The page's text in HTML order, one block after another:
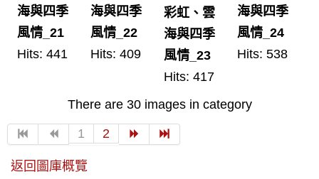
海與四季
風情_21
Hits: 441
海與四季
風情_22
Hits: 409
彩虹、雲
海與四季
風情_23
Hits: 417
海與四季
風情_24
Hits: 538
There are 30 images in category
1 2
返回圖庫概覽